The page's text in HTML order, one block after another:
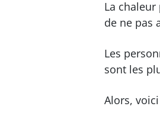
La
de ne pas
Les
sont les
Alors,